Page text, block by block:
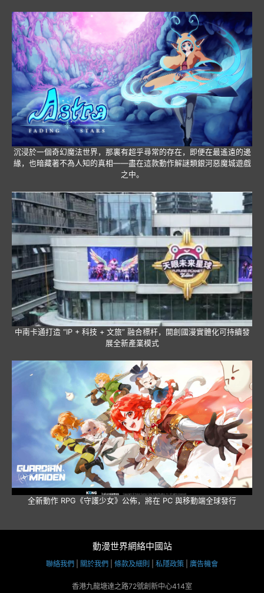
沉浸於一個奇幻魔法世界，那裏有超乎尋常的存在，即便在最遙遠的邊
緣，也暗藏著不為人知的真相——盡在這款動作解謎類銀河惡魔城遊戲
之中。
中南卡通打造 “IP + 科技 + 文旅” 融合標杆，開創國漫實體化可持續發
展全新產業模式
全新動作 RPG《守護少女》公佈，將在 PC 與移動端全球發行
動漫世界網絡中國站
聯絡我們 關於我們 條款及細則 私隱政策 廣告機會
香港九龍塘達之路72號創新中心414室